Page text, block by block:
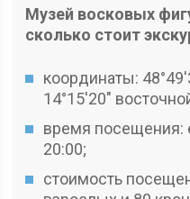
Музей восковых
сколько стоит
координаты:
14°15′20″
время посещения:
20:00;
стоимость